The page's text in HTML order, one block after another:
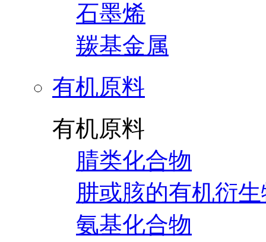
石墨烯
羰基金属
有机原料
有机原料
腈类化合物
肼或胲的有机衍
氨基化合物